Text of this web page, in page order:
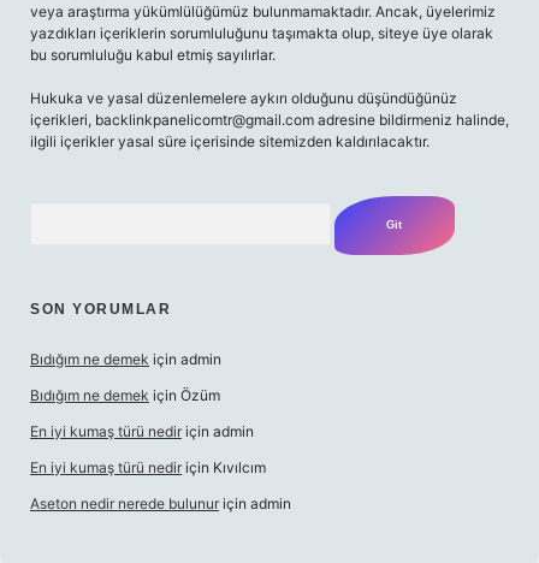
veya araştırma yükümlülüğümüz bulunmamaktadır. Ancak, üyelerimiz
yazdıkları içeriklerin sorumluluğunu taşımakta olup, siteye üye olarak
bu sorumluluğu kabul etmiş sayılırlar.
Hukuka ve yasal düzenlemelere aykırı olduğunu düşündüğünüz
içerikleri, backlinkpanelicomtr@gmail.com adresine bildirmeniz halinde,
ilgili içerikler yasal süre içerisinde sitemizden kaldırılacaktır.
SON YORUMLAR
Bıdığım ne demek için admin
Bıdığım ne demek için Özüm
En iyi kumaş türü nedir için admin
En iyi kumaş türü nedir için Kıvılcım
Aseton nedir nerede bulunur için admin